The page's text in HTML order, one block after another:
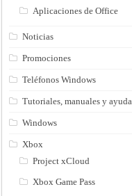
Aplicaciones de Office
Noticias
Promociones
Teléfonos Windows
Tutoriales, manuales y ayuda
Windows
Xbox
Project xCloud
Xbox Game Pass